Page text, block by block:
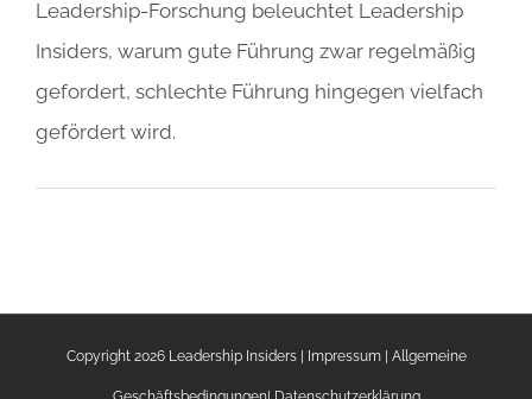
Leadership-Forschung beleuchtet Leadership
Insiders, warum gute Führung zwar regelmäßig
gefordert, schlechte Führung hingegen vielfach
gefördert wird.
Copyright 2026 Leadership Insiders | Impressum| Allgemeine